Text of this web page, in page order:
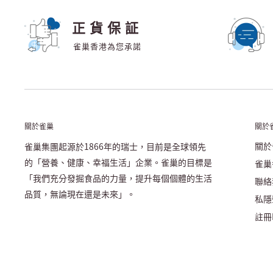
正貨保証
雀巢香港為您承諾
關於雀巢
雀巢集團起源於1866年的瑞士，目前是全球領先
的「營養、健康、幸福生活」企業。雀巢的目標是
「我們充分發掘食品的力量，提升每個個體的生活
品質，無論現在還是未來」。
關於
關
雀
聯
私
註